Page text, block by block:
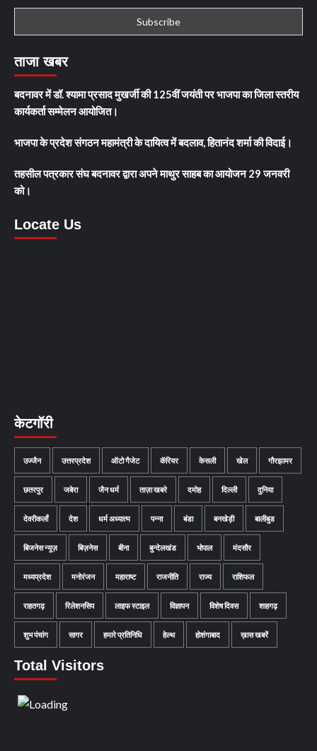
ताजा खबर
बदनावर में डॉ. श्यामा प्रसाद मुखर्जी की 125वीं जयंती पर भाजपा का जिला स्तरीय
कार्यकर्ता सम्मेलन आयोजित।
भाजपा के प्रदेश संगठन महामंत्री के दायित्व में बदलाव, हितानंद शर्मा की विदाई।
तहसील पत्रकार संघ बदनावर द्वारा अपने माथुर साहब का आयोजन 29 जनवरी
को।
Locate Us
केटगॉरी
उज्जैन उत्तरप्रदेश ऑटो गैजेट कॅरियर केसली खेल गौरझामर
छतरपुर जबेरा जैन धर्म ताज़ा खबरे दमोह दिल्ली दुनिया
देवरीकलाँ देश धर्म अध्यात्म पन्ना बंडा बनखेड़ी बालीबुड
बिजनेस न्यूज़ बिज़नेस बीना बुन्देलखंड भोपाल मंदसौर
मध्यप्रदेश मनोरंजन महाराष्ट राजनीति राज्य राशिफल
राहतगढ़ रिलेशनसिप लाइफ स्टाइल विज्ञापन विशेष दिवस शाहगढ़
शुभ पंचांग सागर हमारे प्रतिनिधि हेल्थ होशंगाबाद ख़ास खबरें
Total Visitors